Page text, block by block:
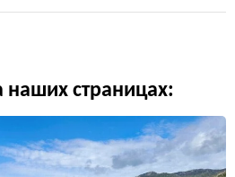
наших страницах: